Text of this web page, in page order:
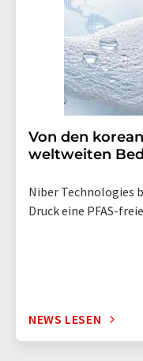
Von den
weltweiten
Niber Technologies
Druck eine PFAS-
NEWS LESEN